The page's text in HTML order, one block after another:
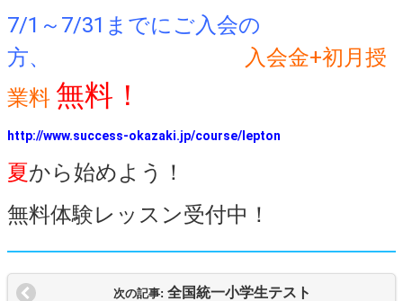
7/1～7/31までにご入会の
方、
入会金+初月授
業料 無料！
http://www.success-okazaki.jp/course/lepton
夏から始めよう！
無料体験レッスン受付中！
次の記事: 全国統一小学生テスト